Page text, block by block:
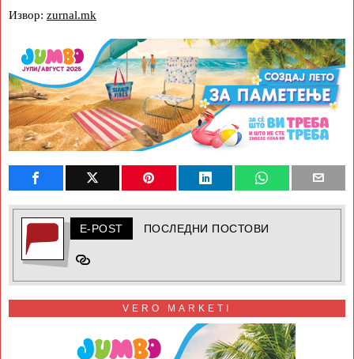
Извор: zurnal.mk
E-POST ПОСЛЕДНИ ПОСТОВИ
VERO MARKETI